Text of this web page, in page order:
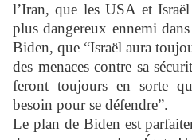
l’Iran, que les USA et
plus dangereux ennemi
Biden, que “Israël aura
des menaces contre sa
feront toujours en sorte
besoin pour se défendre”.
Le plan de Biden est